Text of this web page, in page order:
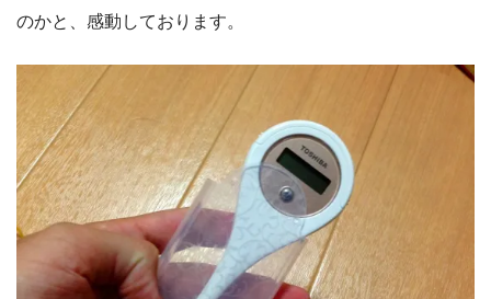
のかと、感動しております。